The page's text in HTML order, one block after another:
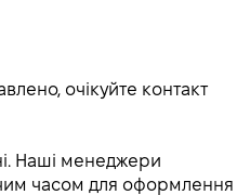
очікуйте контакт
Наші менеджери
часом для оформлення